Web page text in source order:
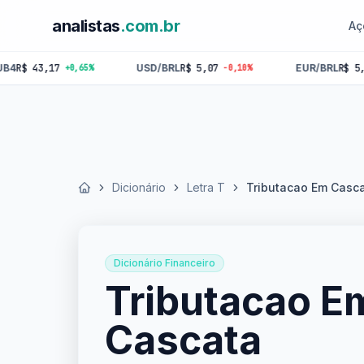
analistas.com.br
+0,65% USD/BRLR$ 5,07 -0,10% EUR/BRLR$ 5,84 -
Início Dicionário Letra T Tributacao Em
Dicionário Financeiro
Tributacao
Cascata